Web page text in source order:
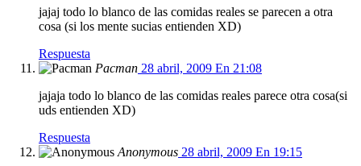
jajaj todo lo blanco de las comidas reales se parecen a otra
cosa (si los mente sucias entienden XD)
Respuesta
Pacman 28 abril, 2009 En 21:08
jajaja todo lo blanco de las comidas reales parece otra cosa(si
uds entienden XD)
Respuesta
Anonymous 28 abril, 2009 En 19:15